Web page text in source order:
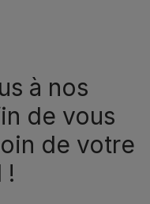
à nos
de vous
de votre
!